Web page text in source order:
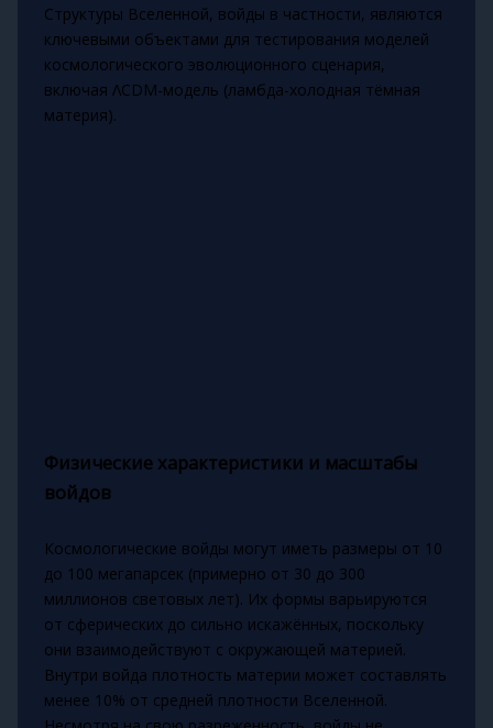
Структуры Вселенной, войды в частности, являются
ключевыми объектами для тестирования моделей
космологического эволюционного сценария,
включая ΛCDM-модель (ламбда-холодная тёмная
материя).
Физические характеристики и масштабы
войдов
Космологические войды могут иметь размеры от 10
до 100 мегапарсек (примерно от 30 до 300
миллионов световых лет). Их формы варьируются
от сферических до сильно искажённых, поскольку
они взаимодействуют с окружающей материей.
Внутри войда плотность материи может составлять
менее 10% от средней плотности Вселенной.